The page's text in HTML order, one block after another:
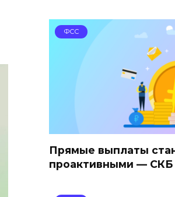
ФСС
Прямые выплаты
проактивными — СКБ